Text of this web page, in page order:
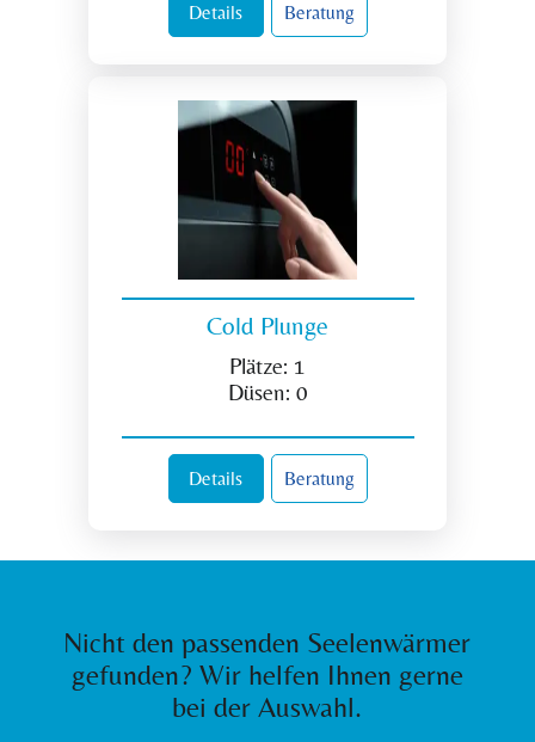
Details Beratung
Cold Plunge
Plätze: 1
Düsen: 0
Details Beratung
Nicht den passenden Seelenwärmer
gefunden? Wir helfen Ihnen gerne
bei der Auswahl.